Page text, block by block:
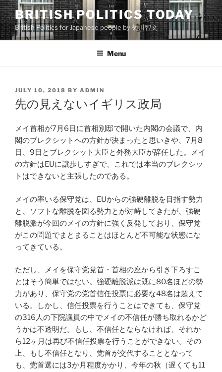
Skip
to
content
BRITISH POLITICS TODAY
British Politics for Japanese people by 菊川智文
Menu
POSTED
ON
JULY 10, 2018 BY ADMIN
先の見えないイギリス政局
メイ首相が7月6日に首相別邸で開いた内閣の会議で、内
閣のブレクシットへの方針が決まったと思いきや、7月8
日、9日とブレクシット大臣と外務大臣が辞任した。メイ
の方針はEUに譲歩しすぎで、これでは本当のブレクシッ
トはできないと主張したのである。
メイの率いる保守党は、EUからの強硬離脱を目指す勢力
と、ソフトな離脱を図る勢力とが対峙してきたが、強硬
離脱派が今回のメイの方針に強く反発しており、保守党
がこの問題でまとまることはほとんど不可能な状態にな
ってきている。
ただし、メイを保守党党首・首相の座から引き下ろすこ
とはそう簡単ではない。強硬離脱派は既に80名ほどの勢
力があり、保守党の党首信任投票に必要な48名は超えて
いる。しかし、信任投票を行うことはできても、保守党
の316人の下院議員の中でメイの不信任が勝ち取れるかど
うかは不透明だ。もし、不信任とならなければ、それか
ら12ヶ月は再び不信任投票を行うことができない。その
上、もし不信任となり、党首が交代することとなって
も、党首選には3か月程度かかり、今年の秋（遅くても11